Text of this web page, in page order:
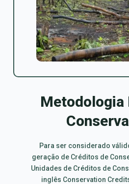
Metodologia
Para ser considerado
geração de Créditos de
Unidades de Créditos de
inglês Conservation